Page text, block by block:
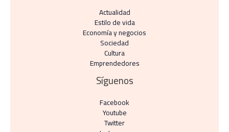
Actualidad
Estilo de vida
Economía y negocios​
Sociedad
Cultura
Emprendedores
Síguenos
Facebook
Youtube
Twitter